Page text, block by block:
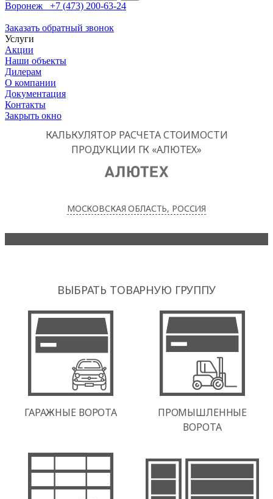
Воронеж
+7 (473) 200-63-24
Заказать обратный звонок
Услуги
Акции
Наши объекты
Дилерам
О компании
Документация
Контакты
Закрыть окно